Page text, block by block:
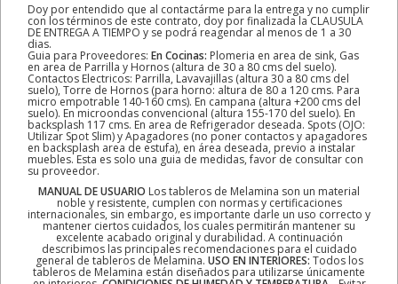
Doy por entendido que al contactárme para la entrega y no cumplir
con los términos de este contrato, doy por finalizada la CLAUSULA
DE ENTREGA A TIEMPO y se podrá reagendar al menos de 1 a 30
dias.
Guia para Proveedores: En Cocinas: Plomeria en area de sink, Gas
en area de Parrilla y Hornos (altura de 30 a 80 cms del suelo).
Contactos Electricos: Parrilla, Lavavajillas (altura 30 a 80 cms del
suelo), Torre de Hornos (para horno: altura de 80 a 120 cms. Para
micro empotrable 140-160 cms). En campana (altura +200 cms del
suelo). En microondas convencional (altura 155-170 del suelo). En
backsplash 117 cms. En area de Refrigerador deseada. Spots (OJO:
Utilizar Spot Slim) y Apagadores (no poner contactos y apagadores
en backsplash area de estufa), en área deseada, previo a instalar
muebles. Esta es solo una guia de medidas, favor de consultar con
su proveedor.
MANUAL DE USUARIO Los tableros de Melamina son un material
noble y resistente, cumplen con normas y certificaciones
internacionales, sin embargo, es importante darle un uso correcto y
mantener ciertos cuidados, los cuales permitirán mantener su
excelente acabado original y durabilidad. A continuación
describimos las principales recomendaciones para el cuidado
general de tableros de Melamina. USO EN INTERIORES: Todos los
tableros de Melamina están diseñados para utilizarse únicamente